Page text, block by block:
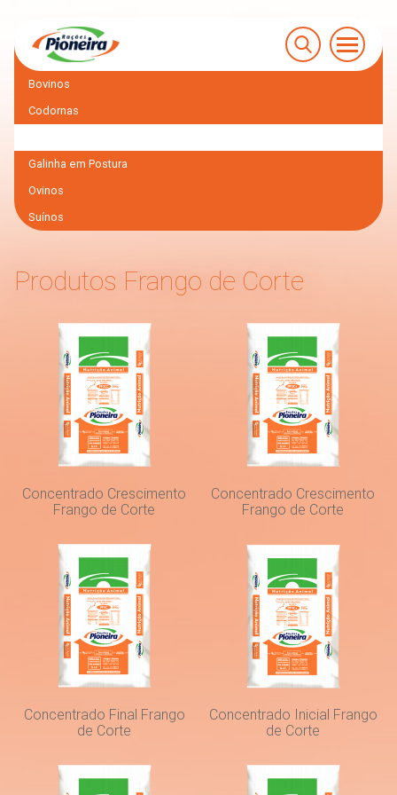
Bovinos
Codornas
Galinha em Postura
Ovinos
Suínos
Produtos Frango de Corte
Concentrado Crescimento
Frango de Corte
Concentrado Crescimento
Frango de Corte
Concentrado Final Frango
de Corte
Concentrado Inicial Frango
de Corte